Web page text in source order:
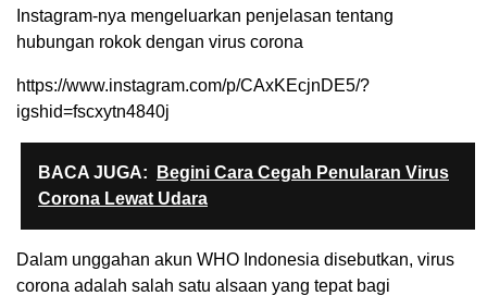
Instagram-nya mengeluarkan penjelasan tentang
hubungan rokok dengan virus corona
https://www.instagram.com/p/CAxKEcjnDE5/?
igshid=fscxytn4840j
BACA JUGA:
Begini Cara Cegah Penularan Virus
Corona Lewat Udara
Dalam unggahan akun WHO Indonesia disebutkan, virus
corona adalah salah satu alsaan yang tepat bagi